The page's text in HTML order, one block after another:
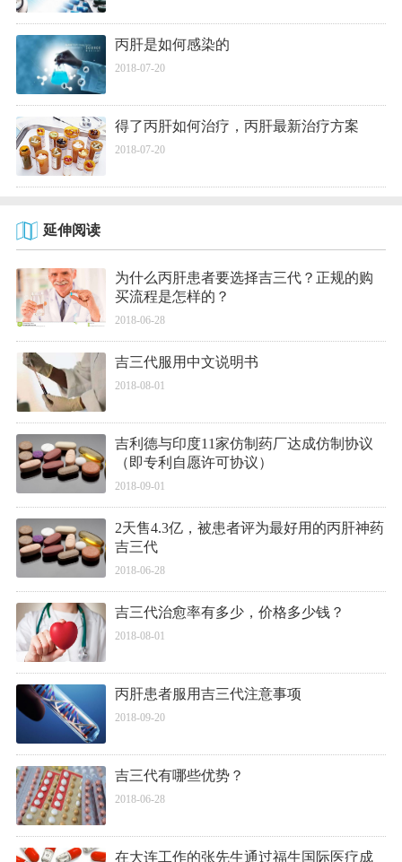
丙肝是如何感染的
2018-07-20
得了丙肝如何治疗，丙肝最新治疗方案
2018-07-20
延伸阅读
为什么丙肝患者要选择吉三代？正规的购
买流程是怎样的？
2018-06-28
吉三代服用中文说明书
2018-08-01
吉利德与印度11家仿制药厂达成仿制协议
（即专利自愿许可协议）
2018-09-01
2天售4.3亿，被患者评为最好用的丙肝神药
吉三代
2018-06-28
吉三代治愈率有多少，价格多少钱？
2018-08-01
丙肝患者服用吉三代注意事项
2018-09-20
吉三代有哪些优势？
2018-06-28
在大连工作的张先生通过福生国际医疗成